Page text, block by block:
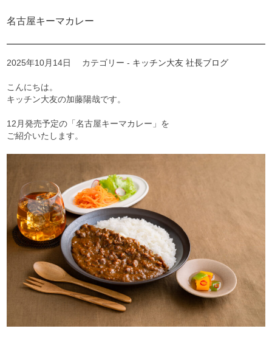
名古屋キーマカレー
2025年10月14日 カテゴリー - キッチン大友 社長ブログ
こんにちは。
キッチン大友の加藤陽哉です。
12月発売予定の「名古屋キーマカレー」を
ご紹介いたします。